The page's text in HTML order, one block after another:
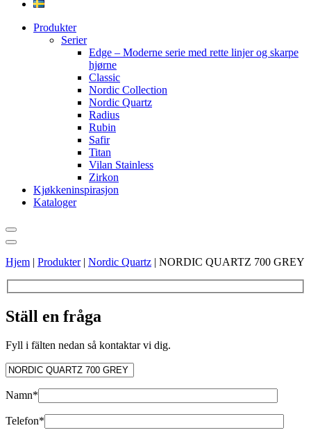
Produkter
Serier
Edge – Moderne serie med rette linjer og skarpe
hjørne
Classic
Nordic Collection
Nordic Quartz
Radius
Rubin
Safir
Titan
Vilan Stainless
Zirkon
Kjøkkeninspirasjon
Kataloger
Hjem | Produkter| Nordic Quartz | NORDIC QUARTZ 700 GREY
Ställ en fråga
Fyll i fälten nedan så kontaktar vi dig.
Namn*
Telefon*